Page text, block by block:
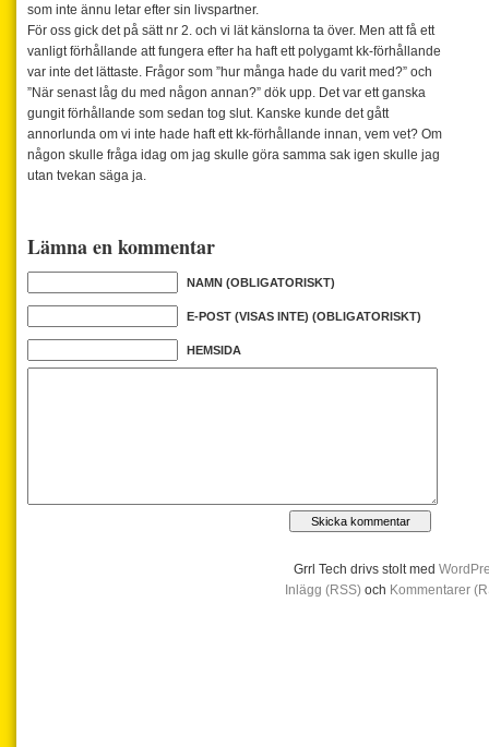
som inte ännu letar efter sin livspartner.
För oss gick det på sätt nr 2. och vi lät känslorna ta över. Men att få ett
vanligt förhållande att fungera efter ha haft ett polygamt kk-förhållande
var inte det lättaste. Frågor som ”hur många hade du varit med?” och
”När senast låg du med någon annan?” dök upp. Det var ett ganska
gungit förhållande som sedan tog slut. Kanske kunde det gått
annorlunda om vi inte hade haft ett kk-förhållande innan, vem vet? Om
någon skulle fråga idag om jag skulle göra samma sak igen skulle jag
utan tvekan säga ja.
Lämna en kommentar
NAMN (OBLIGATORISKT)
E-POST (VISAS INTE) (OBLIGATORISKT)
HEMSIDA
Grrl Tech drivs stolt med
Inlägg (RSS)och Kommentarer